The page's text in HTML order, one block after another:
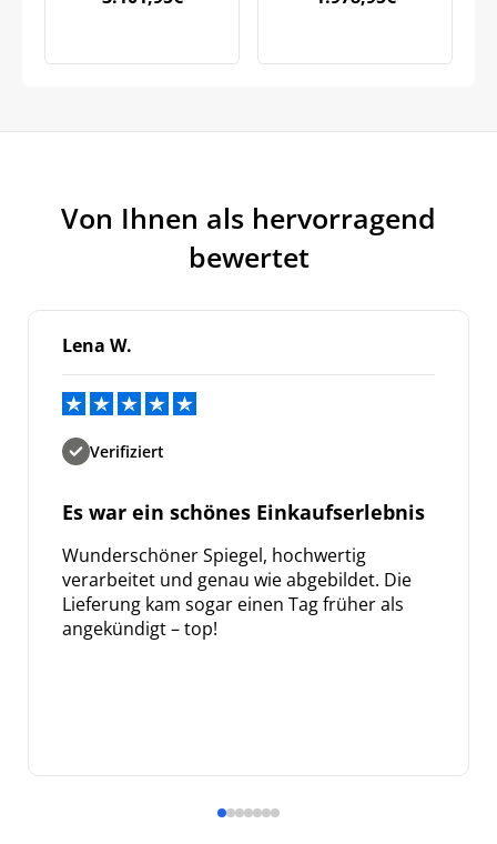
Von Ihnen als hervorragend
bewertet
Lena W.
Verifiziert
Es war ein schönes Einkaufserlebnis
Wunderschöner Spiegel, hochwertig
verarbeitet und genau wie abgebildet. Die
Lieferung kam sogar einen Tag früher als
angekündigt – top!